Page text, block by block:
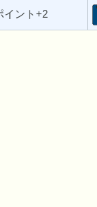
イント+2